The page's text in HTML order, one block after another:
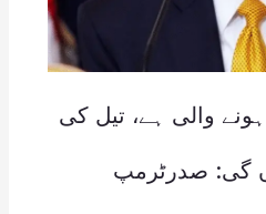
والی ہے، تیل کی
گی: صدرٹرمپ